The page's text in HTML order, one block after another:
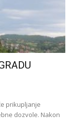
prikupljanje
dozvole. Nakon